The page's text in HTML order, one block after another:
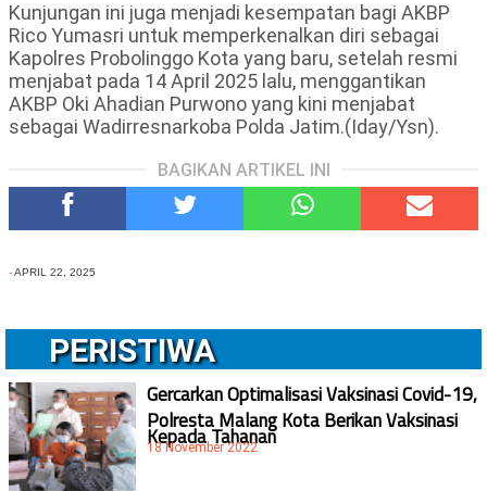
Kunjungan ini juga menjadi kesempatan bagi AKBP
Rico Yumasri untuk memperkenalkan diri sebagai
Kapolres Probolinggo Kota yang baru, setelah resmi
menjabat pada 14 April 2025 lalu, menggantikan
AKBP Oki Ahadian Purwono yang kini menjabat
sebagai Wadirresnarkoba Polda Jatim.(Iday/Ysn).
BAGIKAN ARTIKEL INI
-APRIL 22, 2025
PERISTIWA
Gercarkan Optimalisasi Vaksinasi Covid-19,
Polresta Malang Kota Berikan Vaksinasi
Kepada Tahanan
18 November 2022